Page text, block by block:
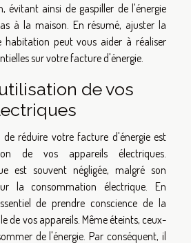
évitant ainsi de gaspiller de l'énergie
à la maison. En résumé, ajuster la
peut vous aider à réaliser
sur votre facture d'énergie.
de vos
réduire votre facture d'énergie est
de vos appareils électriques.
est souvent négligée, malgré son
la consommation électrique. En
de prendre conscience de la
de vos appareils. Même éteints, ceux-
de l'énergie. Par conséquent, il